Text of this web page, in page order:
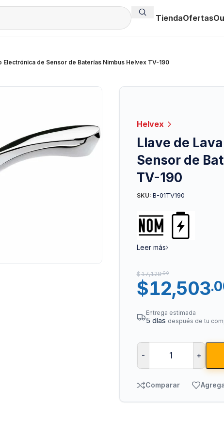
Tienda
Tuberías y
Sistemas Contra
Acero Galvanizado
CPVC
Ofertas
Electrónica de Sensor de Baterías Nimbus Helvex TV-190
Helvex
Llave de
Sensor de
TV-190
SKU: B-01TV190
Leer más
$17,128.00
$12,503
Entrega estimada
5 días después de tu
- +
Comparar